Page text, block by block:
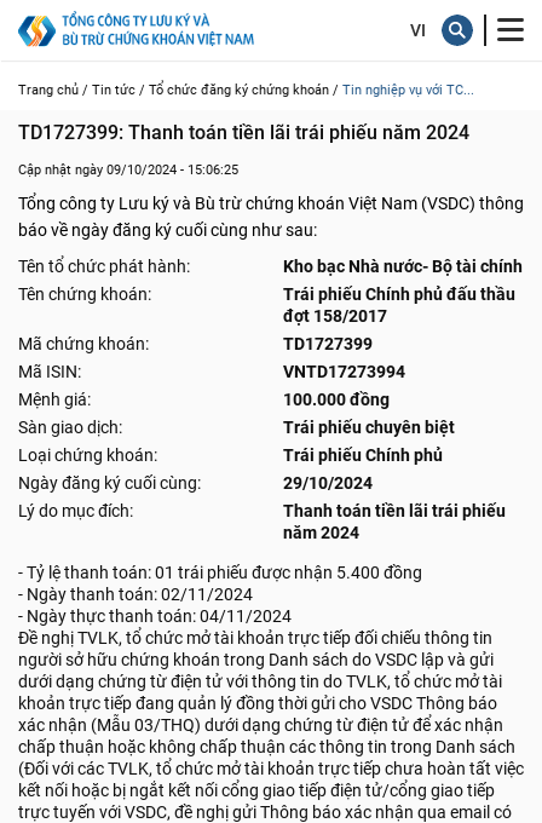
Trang chủ / Tin tức / Tổ chức đăng ký chứng khoán / Tin nghiệp vụ với TC...
TD1727399: Thanh toán tiền lãi trái phiếu năm 2024
Cập nhật ngày 09/10/2024 - 15:06:25
Tổng công ty Lưu ký và Bù trừ chứng khoán Việt Nam (VSDC) thông
báo về ngày đăng ký cuối cùng như sau:
Tên tổ chức phát hành:
Kho bạc Nhà nước- Bộ tài chính
Tên chứng khoán:
Trái phiếu Chính phủ đấu thầu
đợt 158/2017
Mã chứng khoán:
TD1727399
Mã ISIN:
VNTD17273994
Mệnh giá:
100.000 đồng
Sàn giao dịch:
Trái phiếu chuyên biệt
Loại chứng khoán:
Trái phiếu Chính phủ
Ngày đăng ký cuối cùng:
29/10/2024
Lý do mục đích:
Thanh toán tiền lãi trái phiếu
năm 2024
- Tỷ lệ thanh toán: 01 trái phiếu được nhận 5.400 đồng
- Ngày thanh toán: 02/11/2024
- Ngày thực thanh toán: 04/11/2024
Đề nghị TVLK, tổ chức mở tài khoản trực tiếp đối chiếu thông tin
người sở hữu chứng khoán trong Danh sách do VSDC lập và gửi
dưới dạng chứng từ điện tử với thông tin do TVLK, tổ chức mở tài
khoản trực tiếp đang quản lý đồng thời gửi cho VSDC Thông báo
xác nhận (Mẫu 03/THQ) dưới dạng chứng từ điện tử để xác nhận
chấp thuận hoặc không chấp thuận các thông tin trong Danh sách
(Đối với các TVLK, tổ chức mở tài khoản trực tiếp chưa hoàn tất việc
kết nối hoặc bị ngắt kết nối cổng giao tiếp điện tử/cổng giao tiếp
trực tuyến với VSDC, đề nghị gửi Thông báo xác nhận qua email có